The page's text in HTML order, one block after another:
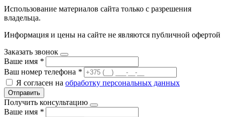
Использование материалов сайта только с разрешения
владельца.
Информация и цены на сайте не являются публичной офертой
Заказать звонок
Ваше имя *
Ваш номер телефона *
Я согласен на обработку персональных данных
Отправить
Получить консультацию
Ваше имя *